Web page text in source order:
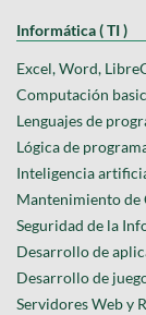
Informática ( TI )
Excel, Word,
Computación
Lenguajes de
Lógica de
Inteligencia
Mantenimiento de
Seguridad de la
Desarrollo de
Desarrollo de
Servidores Web y